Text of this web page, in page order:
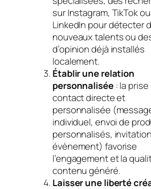
sur Instagram, TikTok ou
LinkedIn pour détecter
nouveaux talents ou
d’opinion déjà installés
localement.
Établir une relation
personnalisée: la prise
contact directe et
personnalisée
individuel, envoi de
personnalisés,
évènement) favorise
l’engagement et la
contenu généré.
Laisser une liberté